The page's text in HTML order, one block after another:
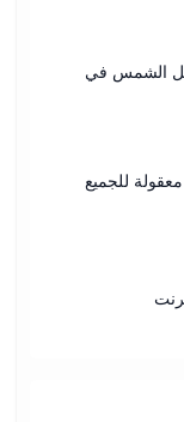
الشمس في
للجميع